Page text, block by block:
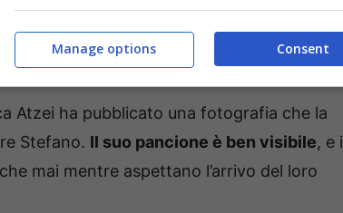
così
Atzei ha pubblicato una fotografia che la
Stefano. Il suo pancione è ben visibile, e i
mai mentre aspettano l’arrivo del loro
Consent
Manage options